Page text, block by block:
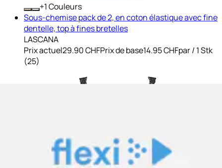
+ Couleurs
Sous-chemise pack de 2, en coton élastique avec fine
dentelle, top à fines bretelles
LASCANA
Prix actuel29.90 CHFPrix de base14.95 CHFpar/ 1 Stk
(25)